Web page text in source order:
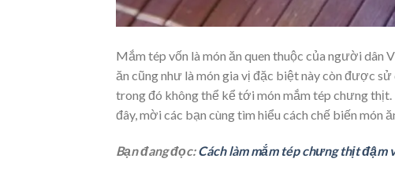
Mắm tép vốn là món ăn quen thuộc của người
ăn cũng như là món gia vị đặc biệt này còn được
trong đó không thể kể tới món mắm tép chưng thịt.
đây, mời các bạn cùng tìm hiểu cách chế biến món
Bạn đang đọc:Cách làm mắm tép chưng thịt đậm